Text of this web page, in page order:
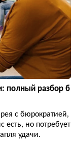
полный разбор б
с бюрократией,
но потребует
удачи.